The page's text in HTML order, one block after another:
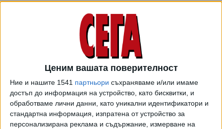
Ценим вашата поверителност
Ние и нашите 1541 партньори съхраняваме и/или имаме
достъп до информация на устройство, като бисквитки, и
обработваме лични данни, като уникални идентификатори и
стандартна информация, изпратена от устройство за
персонализирана реклама и съдържание, измерване на
Предстои ПП да започне разговори за общо явяване с
"Демократична България" на евроизборите.
''Ние вярваме, че водач на листата за европейските
избори трябва да бъде човекът, който най-добре ще
представлява България в Европа. Никола беше успешен
председател на Народното събрание, и сме убедени, че